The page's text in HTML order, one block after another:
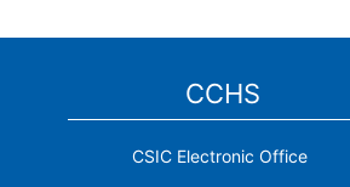
CCHS
CSIC Electronic Office